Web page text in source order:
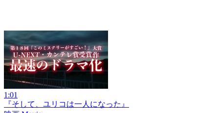
1:01
『そして、ユリコは一人になった』